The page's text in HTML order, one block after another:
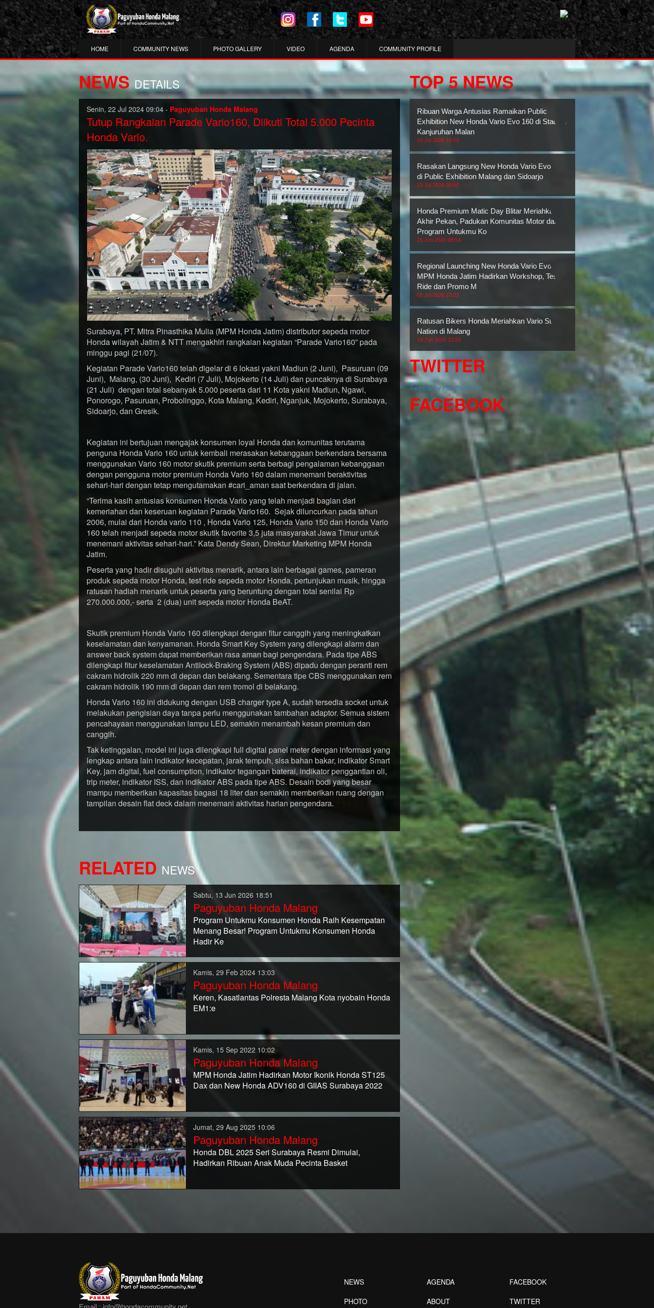
HOME COMMUNITY NEWS PHOTO GALLERY VIDEO AGENDA COMMUNITY PROFILE
NEWS DETAILS
Senin, 22 Jul 2024 09:04 - Paguyuban Honda Malang
Tutup Rangkaian Parade Vario160, Diikuti Total 5.000 Pecinta
Honda Vario.
Surabaya, PT. Mitra Pinasthika Mulia (MPM Honda Jatim) distributor sepeda motor
Honda wilayah Jatim & NTT mengakhiri rangkaian kegiatan “Parade Vario160” pada
minggu pagi (21/07).
Kegiatan Parade Vario160 telah digelar di 6 lokasi yakni Madiun (2 Juni), Pasuruan (09
Juni), Malang, (30 Juni), Kediri (7 Juli), Mojokerto (14 Juli) dan puncaknya di Surabaya
(21 Juli) dengan total sebanyak 5.000 peserta dari 11 Kota yakni Madiun, Ngawi,
Ponorogo, Pasuruan, Probolinggo, Kota Malang, Kediri, Nganjuk, Mojokerto, Surabaya,
Sidoarjo, dan Gresik.
Kegiatan ini bertujuan mengajak konsumen loyal Honda dan komunitas terutama
penguna Honda Vario 160 untuk kembali merasakan kebanggaan berkendara bersama
menggunakan Vario 160 motor skutik premium serta berbagi pengalaman kebanggaan
dengan pengguna motor premium Honda Vario 160 dalam menemani beraktivitas
sehari-hari dengan tetap mengutamakan #cari_aman saat berkendara di jalan.
“Terima kasih antusias konsumen Honda Vario yang telah menjadi bagian dari
kemeriahan dan keseruan kegiatan Parade Vario160. Sejak diluncurkan pada tahun
2006, mulai dari Honda vario 110 , Honda Vario 125, Honda Vario 150 dan Honda Vario
160 telah menjadi sepeda motor skutik favorite 3,5 juta masyarakat Jawa Timur untuk
menemani aktivitas sehari-hari.” Kata Dendy Sean, Direktur Marketing MPM Honda
Jatim.
Peserta yang hadir disuguhi aktivitas menarik, antara lain berbagai games, pameran
produk sepeda motor Honda, test ride sepeda motor Honda, pertunjukan musik, hingga
ratusan hadiah menarik untuk peserta yang beruntung dengan total senilai Rp
270.000.000,- serta 2 (dua) unit sepeda motor Honda BeAT.
Skutik premium Honda Vario 160 dilengkapi dengan fitur canggih yang meningkatkan
keselamatan dan kenyamanan. Honda Smart Key System yang dilengkapi alarm dan
answer back system dapat memberikan rasa aman bagi pengendara. Pada tipe ABS
dilengkapi fitur keselamatan Antilock-Braking System (ABS) dipadu dengan peranti rem
cakram hidrolik 220 mm di depan dan belakang. Sementara tipe CBS menggunakan rem
cakram hidrolik 190 mm di depan dan rem tromol di belakang.
Honda Vario 160 ini didukung dengan USB charger type A, sudah tersedia socket untuk
melakukan pengisian daya tanpa perlu menggunakan tambahan adaptor. Semua sistem
pencahayaan menggunakan lampu LED, semakin menambah kesan premium dan
canggih.
Tak ketinggalan, model ini juga dilengkapi full digital panel meter dengan informasi yang
lengkap antara lain indikator kecepatan, jarak tempuh, sisa bahan bakar, indikator Smart
Key, jam digital, fuel consumption, indikator tegangan baterai, indikator penggantian oli,
trip meter, indikator ISS, dan indikator ABS pada tipe ABS. Desain bodi yang besar
mampu memberikan kapasitas bagasi 18 liter dan semakin memberikan ruang dengan
tampilan desain flat deck dalam menemani aktivitas harian pengendara.
RELATED NEWS
Sabtu, 13 Jun 2026 18:51
Paguyuban Honda Malang
Program Untukmu Konsumen Honda Raih Kesempatan
Menang Besar! Program Untukmu Konsumen Honda
Hadir Ke
Kamis, 29 Feb 2024 13:03
Paguyuban Honda Malang
Keren, Kasatlantas Polresta Malang Kota nyobain Honda
EM1:e
Kamis, 15 Sep 2022 10:02
Paguyuban Honda Malang
MPM Honda Jatim Hadirkan Motor Ikonik Honda ST125
Dax dan New Honda ADV160 di GIIAS Surabaya 2022
Jumat, 29 Aug 2025 10:06
Paguyuban Honda Malang
Honda DBL 2025 Seri Surabaya Resmi Dimulai,
Hadirkan Ribuan Anak Muda Pecinta Basket
TOP 5 NEWS
Ribuan Warga Antusias Ramaikan Public
Exhibition New Honda Vario Evo 160 di Stadion
Kanjuruhan Malan
26 Jul 2026 16:03
Rasakan Langsung New Honda Vario Evo 160
di Public Exhibition Malang dan Sidoarjo
23 Jul 2026 09:50
Honda Premium Matic Day Blitar Meriahkan
Akhir Pekan, Padukan Komunitas Motor dan
Program Untukmu Ko
15 Jun 2026 08:54
Regional Launching New Honda Vario Evo 160,
MPM Honda Jatim Hadirkan Workshop, Test
Ride dan Promo M
01 Jul 2026 10:23
Ratusan Bikers Honda Meriahkan Vario Street
Nation di Malang
14 Jun 2026 13:24
TWITTER
Tweets by hondacomm
FACEBOOK
NEWS
PHOTO
AGENDA
ABOUT
FACEBOOK
TWITTER